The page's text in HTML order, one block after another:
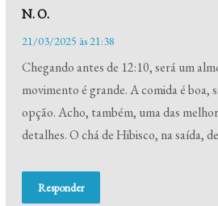
N. O.
21/03/2025 às 21:38
Chegando antes de 12:10, será um
movimento é grande. A comida é boa,
opção. Acho, também, uma das
detalhes. O chá de Hibisco, na saída,
Responder